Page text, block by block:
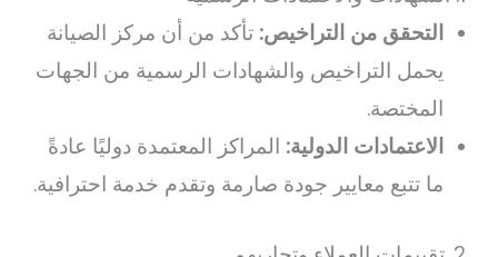
التحقق من التراخيص: تأكد من أن مركز الصيانة
يحمل التراخيص والشهادات الرسمية من الجهات
المختصة.
الاعتمادات الدولية: المراكز المعتمدة دوليًا عادةً
ما تتبع معايير جودة صارمة وتقدم خدمة احترافية.